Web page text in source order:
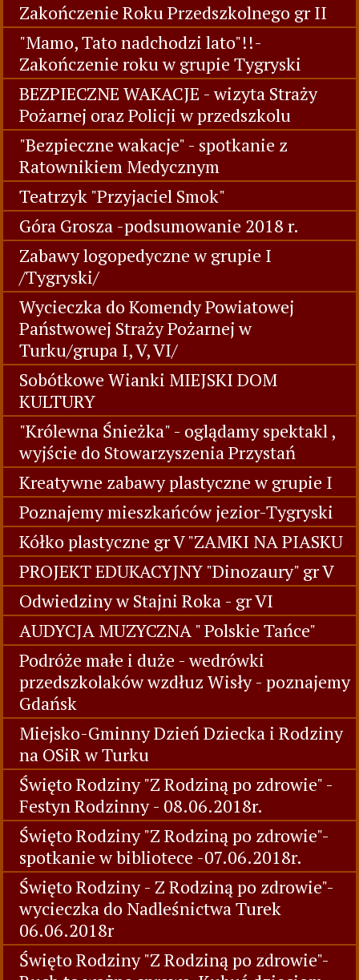
Zakończenie Roku Przedszkolnego gr II
"Mamo, Tato nadchodzi lato"!!-
Zakończenie roku w grupie Tygryski
BEZPIECZNE WAKACJE - wizyta Straży
Pożarnej oraz Policji w przedszkolu
"Bezpieczne wakacje" - spotkanie z
Ratownikiem Medycznym
Teatrzyk "Przyjaciel Smok"
Góra Grosza -podsumowanie 2018 r.
Zabawy logopedyczne w grupie I
/Tygryski/
Wycieczka do Komendy Powiatowej
Państwowej Straży Pożarnej w
Turku/grupa I, V, VI/
Sobótkowe Wianki MIEJSKI DOM
KULTURY
"Królewna Śnieżka" - oglądamy spektakl ,
wyjście do Stowarzyszenia Przystań
Kreatywne zabawy plastyczne w grupie I
Poznajemy mieszkańców jezior-Tygryski
Kółko plastyczne gr V "ZAMKI NA PIASKU
PROJEKT EDUKACYJNY "Dinozaury" gr V
Odwiedziny w Stajni Roka - gr VI
AUDYCJA MUZYCZNA " Polskie Tańce"
Podróże małe i duże - wedrówki
przedszkolaków wzdłuz Wisły - poznajemy
Gdańsk
Miejsko-Gminny Dzień Dziecka i Rodziny
na OSiR w Turku
Święto Rodziny "Z Rodziną po zdrowie" -
Festyn Rodzinny - 08.06.2018r.
Święto Rodziny "Z Rodziną po zdrowie"-
spotkanie w bibliotece -07.06.2018r.
Święto Rodziny - Z Rodziną po zdrowie"-
wycieczka do Nadleśnictwa Turek
06.06.2018r
Święto Rodziny "Z Rodziną po zdrowie"-